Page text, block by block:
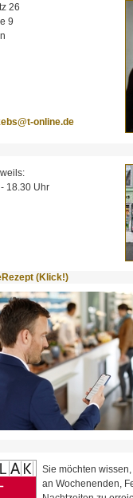
26
9
online.de
18.30 Uhr
(Klick!)
Sie möchten
an Wochenenden,